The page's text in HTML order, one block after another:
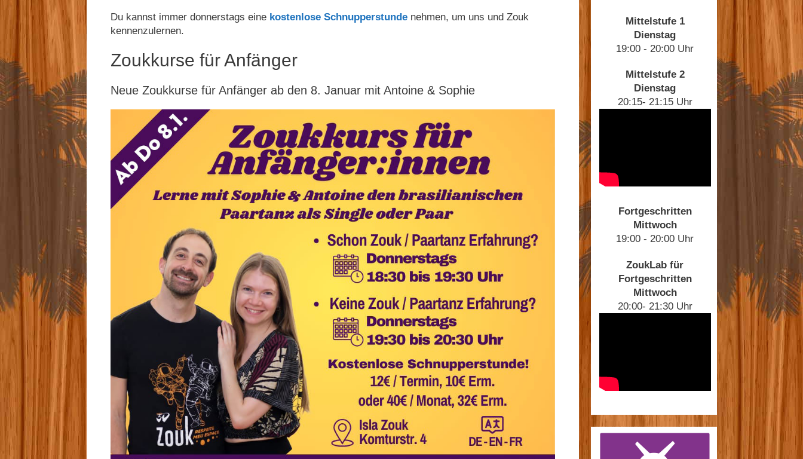
Du kannst immer donnerstags eine kostenlose Schnupperstundenehmen, um uns und Zouk
kennenzulernen.
Zoukkurse für Anfänger
Neue Zoukkurse für Anfänger ab den 8. Januar mit Antoine & Sophie
Mittelstufe 1
Dienstag
19:00 - 20:00 Uhr
Mittelstufe 2
Dienstag
20:15- 21:15 Uhr
Fortgeschritten
Mittwoch
19:00 - 20:00 Uhr
ZoukLab für
Fortgeschritten
Mittwoch
20:00- 21:30 Uhr